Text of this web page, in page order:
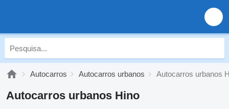
Autocarros Autocarros urbanos Autocarros urbanos
Autocarros urbanos Hino